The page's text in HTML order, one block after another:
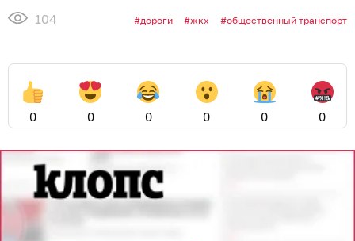
104 дороги жкх общественный транспорт
0 0 0 0 0 0